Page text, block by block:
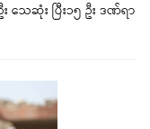
သေဆုံး ပြီး၁၅ ဦး ဒဏ်ရာ